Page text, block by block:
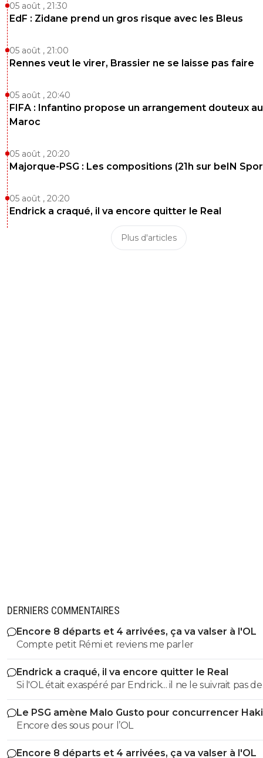
05 août , 21:30
EdF : Zidane prend un gros risque avec les Bleus
05 août , 21:00
Rennes veut le virer, Brassier ne se laisse pas faire
05 août , 20:40
FIFA : Infantino propose un arrangement douteux au
Maroc
05 août , 20:20
Majorque-PSG : Les compositions (21h sur beIN
05 août , 20:20
Endrick a craqué, il va encore quitter le Real
Plus d'articles
DERNIERS COMMENTAIRES
Encore 8 départs et 4 arrivées, ça va valser à l'OL
Compte petit Rémi et reviens me parler
Endrick a craqué, il va encore quitter le Real
Si l'OL était exaspéré par Endrick... il ne le suivrait pas
près. Bref... Quand l'équipe sera complète... ce sera beaucoup
mieux.
Le PSG amène Malo Gusto pour concurrencer
Encore des sous pour l’OL
Encore 8 départs et 4 arrivées, ça va valser à l'OL